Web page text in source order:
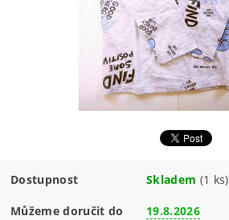
Dostupnost Skladem (1 ks)
Můžeme doručit do 19.8.2026